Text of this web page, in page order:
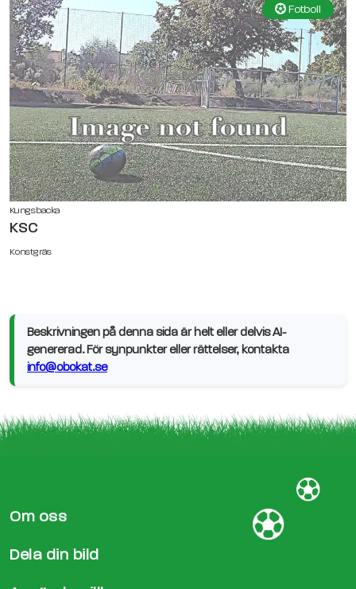
Fotboll
Kungsbacka
KSC
Konstgräs
Beskrivningen på denna sida är helt eller delvis AI-
genererad. För synpunkter eller rättelser, kontakta
info@obokat.se
Om oss
Dela din bild